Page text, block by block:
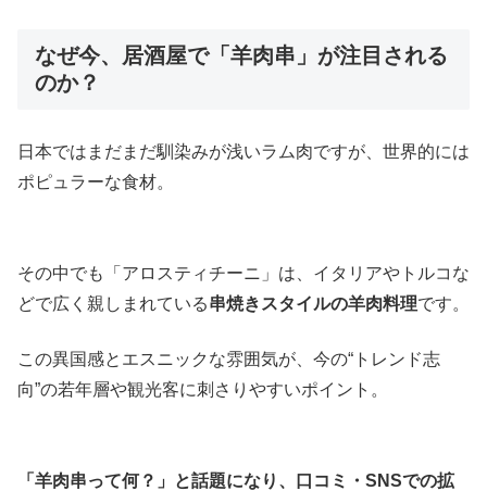
なぜ今、居酒屋で「羊肉串」が注目される
のか？
日本ではまだまだ馴染みが浅いラム肉ですが、世界的には
ポピュラーな食材。
その中でも「アロスティチーニ」は、イタリアやトルコな
どで広く親しまれている串焼きスタイルの羊肉料理です。
この異国感とエスニックな雰囲気が、今の“トレンド志
向”の若年層や観光客に刺さりやすいポイント。
「羊肉串って何？」と話題になり、口コミ・SNSでの拡